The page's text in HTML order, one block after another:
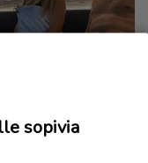
sopivia